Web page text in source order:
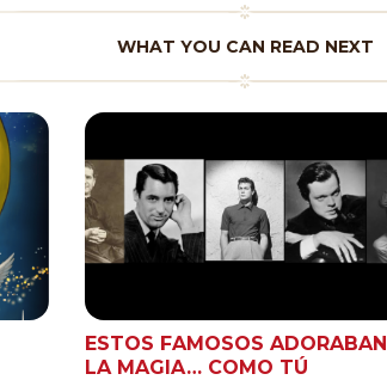
WHAT YOU CAN READ NEXT
ESTOS FAMOSOS ADORABAN
LA MAGIA… COMO TÚ